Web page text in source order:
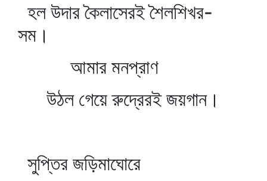
হল উদার কৈলাসেরই শৈলশিখর-
সম।
আমার মনপ্রাণ
উঠল গেয়ে রুদ্রেরই জয়গান।
সুপ্তির জড়িমাঘোরে